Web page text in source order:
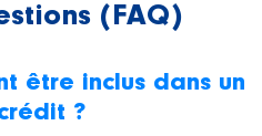
(FAQ)
être inclus dans un
?